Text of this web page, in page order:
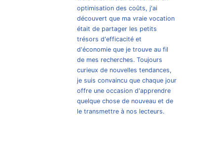
optimisation des coûts, j'ai
découvert que ma vraie vocation
était de partager les petits
trésors d'efficacité et
d'économie que je trouve au fil
de mes recherches. Toujours
curieux de nouvelles tendances,
je suis convaincu que chaque jour
offre une occasion d'apprendre
quelque chose de nouveau et de
le transmettre à nos lecteurs.